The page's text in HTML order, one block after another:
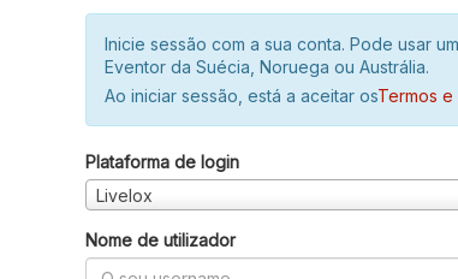
Inicie sessão com a sua conta. Pode usar
Eventor da Suécia, Noruega ou Austrália.
Ao iniciar sessão, está a aceitar osTermos
Plataforma de login
Livelox
Nome de utilizador